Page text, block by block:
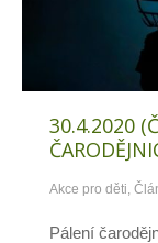
30.4.2020
Akce pro děti
Pálení